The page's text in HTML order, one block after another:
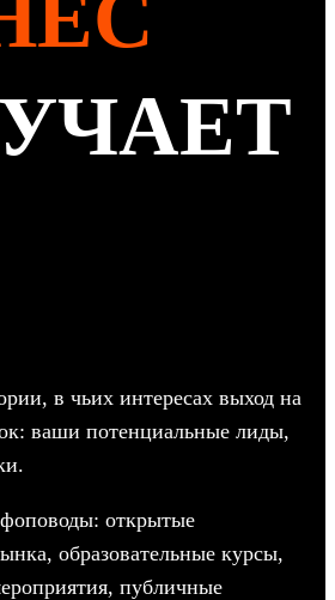
в чьих интересах выход на
ваши потенциальные лиды,
открытые
образовательные курсы,
публичные